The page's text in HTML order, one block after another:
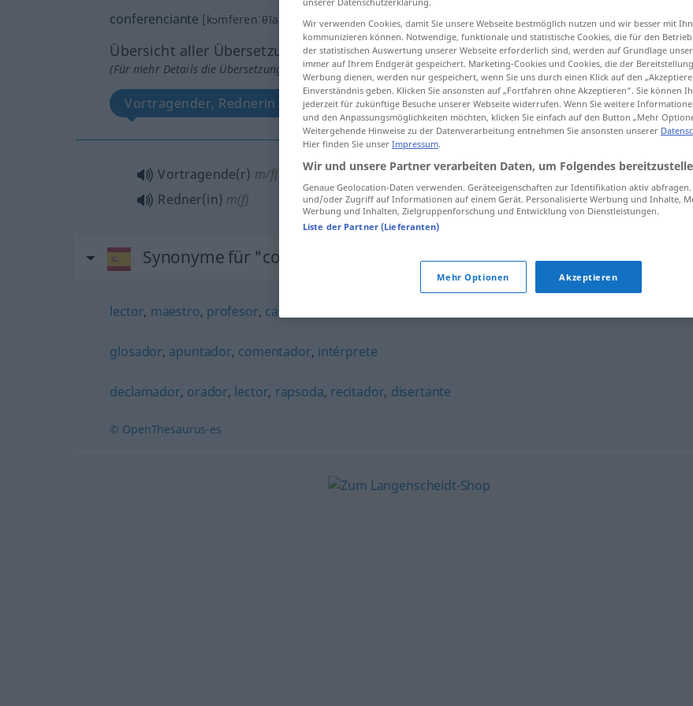
conferenciante [kɔmferenˈθĭante] m/f
Übersicht aller Übersetzungen
(Für mehr Details die Übersetzung anklicken/antippen)
Vortragender, Rednerin
Vortragende(r) m/f(m)
Redner(in) m(f)
conferenciante
Synonyme für "conferenciante"
lector, maestro, profesor, catedrático
glosador, apuntador, comentador, intérprete
declamador, orador, lector, rapsoda, recitador, disertante
© OpenThesaurus-es
Wir verwenden Cookies, damit Sie unsere Webseite bestmöglich nutzen und wir besser mit
kommunizieren können. Notwendige, funktionale und statistische Cookies, die für den
der statistischen Auswertung unserer Webseite erforderlich sind, werden auf Grundlage
immer auf Ihrem Endgerät gespeichert. Marketing-Cookies und Cookies, die der
Werbung dienen, werden nur gespeichert, wenn Sie uns durch einen Klick auf den
Einverständnis geben. Klicken Sie ansonsten auf „Fortfahren ohne Akzeptieren“. Sie können
jederzeit für zukünftige Besuche unserer Webseite widerrufen. Wenn Sie weitere
und den Anpassungsmöglichkeiten möchten, klicken Sie einfach auf den Button „Mehr
Weitergehende Hinweise zu der Datenverarbeitung entnehmen Sie ansonsten unserer
Hier finden Sie unser Impressum.
Wir und unsere Partner verarbeiten Daten, um Folgendes
Genaue Geolocation-Daten verwenden. Geräteeigenschaften zur Identifikation aktiv
und/oder Zugriff auf Informationen auf einem Gerät. Personalisierte Werbung und Inhalte,
Werbung und Inhalten, Zielgruppenforschung und Entwicklung von Dienstleistungen.
Liste der Partner (Lieferanten)
Mehr Optionen Akzeptieren